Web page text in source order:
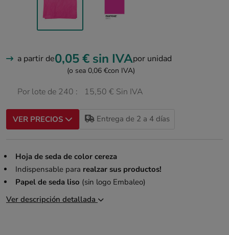
a partir de0,05 € sin IVApor unidad
(o sea 0,06 €con IVA)
Por lote de 240 : 15,50 € Sin IVA
VER PRECIOS Entrega de 2 a 4 días
Hoja de seda de color cereza
Indispensable para realzar sus productos!
Papel de seda liso (sin logo Embaleo)
Ver descripción detallada